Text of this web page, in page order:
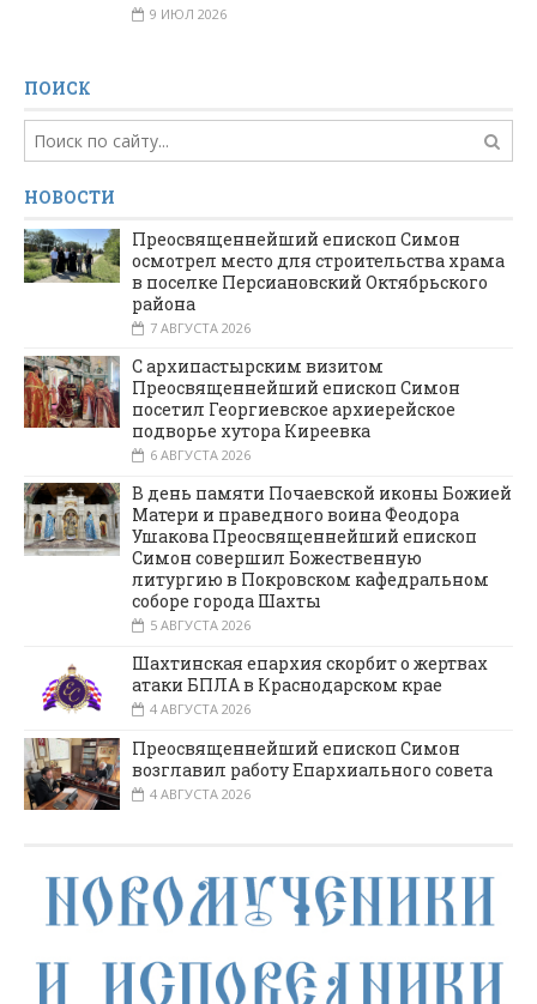
9 ИЮЛ 2026
ПОИСК
НОВОСТИ
Преосвященнейший епископ Симон
осмотрел место для строительства храма
в поселке Персиановский Октябрьского
района
7 АВГУСТА 2026
С архипастырским визитом
Преосвященнейший епископ Симон
посетил Георгиевское архиерейское
подворье хутора Киреевка
6 АВГУСТА 2026
В день памяти Почаевской иконы Божией
Матери и праведного воина Феодора
Ушакова Преосвященнейший епископ
Симон совершил Божественную
литургию в Покровском кафедральном
соборе города Шахты
5 АВГУСТА 2026
Шахтинская епархия скорбит о жертвах
атаки БПЛА в Краснодарском крае
4 АВГУСТА 2026
Преосвященнейший епископ Симон
возглавил работу Епархиального совета
4 АВГУСТА 2026